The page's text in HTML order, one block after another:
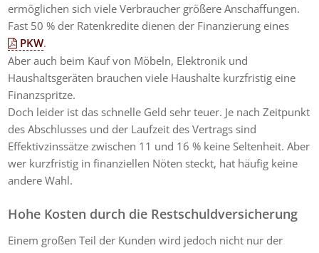
ermöglichen sich viele Verbraucher größere Anschaffungen.
Fast 50 % der Ratenkredite dienen der Finanzierung eines
PKW.
Aber auch beim Kauf von Möbeln, Elektronik und
Haushaltsgeräten brauchen viele Haushalte kurzfristig eine
Finanzspritze.
Doch leider ist das schnelle Geld sehr teuer. Je nach Zeitpunkt
des Abschlusses und der Laufzeit des Vertrags sind
Effektivzinssätze zwischen 11 und 16 % keine Seltenheit. Aber
wer kurzfristig in finanziellen Nöten steckt, hat häufig keine
andere Wahl.
Hohe Kosten durch die Restschuldversicherung
Einem großen Teil der Kunden wird jedoch nicht nur der